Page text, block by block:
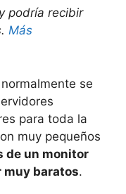
podría recibir
Más
se
para toda la
muy pequeños
de un monitor
muy baratos.